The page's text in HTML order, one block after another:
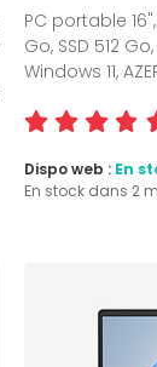
PC portable
Go, SSD 512
Windows 11,
Dispo web : En
En stock dans 2